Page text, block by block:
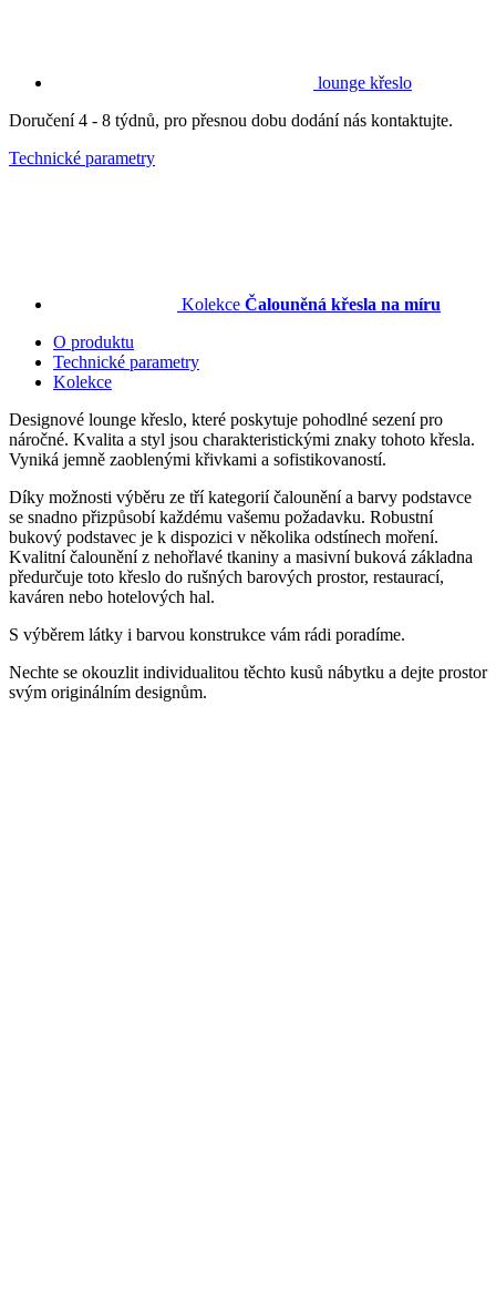
lounge křeslo
Doručení 4 - 8 týdnů, pro přesnou dobu dodání nás kontaktujte.
Technické parametry
Kolekce Čalouněná křesla na míru
O produktu
Technické parametry
Kolekce
Designové lounge křeslo, které poskytuje pohodlné sezení pro
náročné. Kvalita a styl jsou charakteristickými znaky tohoto křesla.
Vyniká jemně zaoblenými křivkami a sofistikovaností.
Díky možnosti výběru ze tří kategorií čalounění a barvy podstavce
se snadno přizpůsobí každému vašemu požadavku. Robustní
bukový podstavec je k dispozici v několika odstínech moření.
Kvalitní čalounění z nehořlavé tkaniny a masivní buková základna
předurčuje toto křeslo do rušných barových prostor, restaurací,
kaváren nebo hotelových hal.
S výběrem látky i barvou konstrukce vám rádi poradíme.
Nechte se okouzlit individualitou těchto kusů nábytku a dejte prostor
svým originálním designům.